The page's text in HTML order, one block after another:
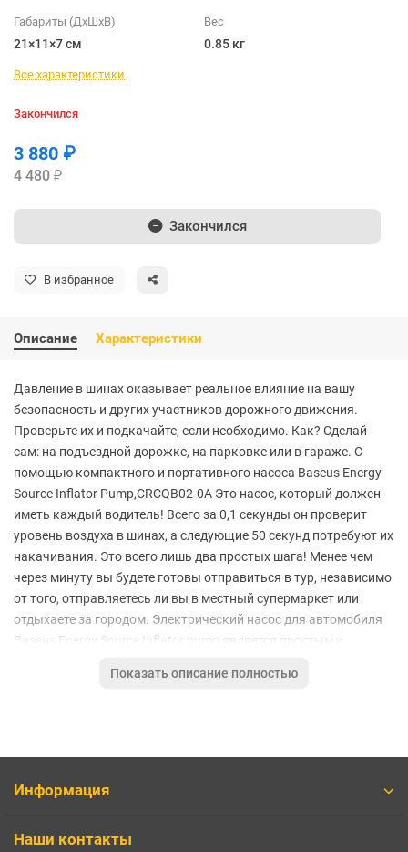
Габариты (ДхШхВ)
21×11×7 см
Вес
0.85 кг
Все характеристики
Закончился
3 880 ₽
4 480 ₽
Закончился
В избранное
Описание Характеристики
Давление в шинах оказывает реальное влияние на вашу
безопасность и других участников дорожного движения.
Проверьте их и подкачайте, если необходимо. Как? Сделай
сам: на подъездной дорожке, на парковке или в гараже. С
помощью компактного и портативного насоса Baseus Energy
Source Inflator Pump,CRCQB02-0A Это насос, который должен
иметь каждый водитель! Всего за 0,1 секунды он проверит
уровень воздуха в шинах, а следующие 50 секунд потребуют их
накачивания. Это всего лишь два простых шага! Менее чем
через минуту вы будете готовы отправиться в тур, независимо
от того, отправляетесь ли вы в местный супермаркет или
отдыхаете за городом. Электрический насос для автомобиля
Baseus Energy Source Inflator pump является простым и
каждому автомобилисту в багажнике. Насос CRCQB02-0A
Цельнометаллический корпус такого же размера, как
Показать описание полностью
Информация
Наши контакты